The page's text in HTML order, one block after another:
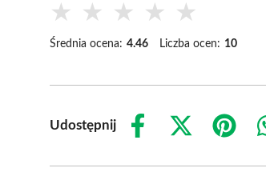
★ ★ ★ ★ ★
Średnia ocena: 4.46 Liczba ocen: 10
Udostępnij
Share
Share
(Twitter)
Share